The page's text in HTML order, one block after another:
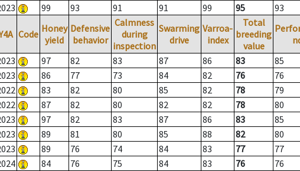
99 93 91 91 99 95 93
Code Honey
yield
Defensive
behavior
Calmness
during
inspection
Swarming
drive
Varroa-
index
Total
breeding
value
97 82 83 87 86 83
85
86 77 73 84 82 76
76
83 82 80 85 82 78
79
87 82 80 82 82 78
80
97 82 83 87 86 83
85
89 81 80 85 88 82
80
89 76 74 84 83 77
77
84 76 75 84 83 76 76